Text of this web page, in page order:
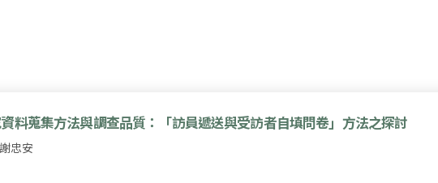
料蒐集方法與調查品質：「訪員遞送與受訪者自填問卷」方法之探討
忠安